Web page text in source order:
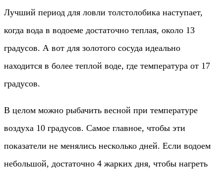
Лучший период для ловли толстолобика наступает,
когда вода в водоеме достаточно теплая, около 13
градусов. А вот для золотого сосуда идеально
находится в более теплой воде, где температура от 17
градусов.
В целом можно рыбачить весной при температуре
воздуха 10 градусов. Самое главное, чтобы эти
показатели не менялись несколько дней. Если водоем
небольшой, достаточно 4 жарких дня, чтобы нагреть